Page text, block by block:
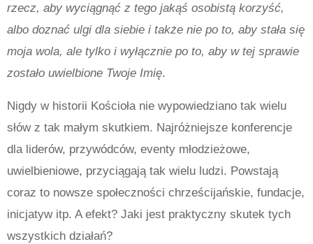
rzecz, aby wyciągnąć z tego jakąś osobistą korzyść,
albo doznać ulgi dla siebie i także nie po to, aby stała się
moja wola, ale tylko i wyłącznie po to, aby w tej sprawie
zostało uwielbione Twoje Imię.
Nigdy w historii Kościoła nie wypowiedziano tak wielu
słów z tak małym skutkiem. Najróżniejsze konferencje
dla liderów, przywódców, eventy młodzieżowe,
uwielbieniowe, przyciągają tak wielu ludzi. Powstają
coraz to nowsze społeczności chrześcijańskie, fundacje,
inicjatyw itp. A efekt? Jaki jest praktyczny skutek tych
wszystkich działań?